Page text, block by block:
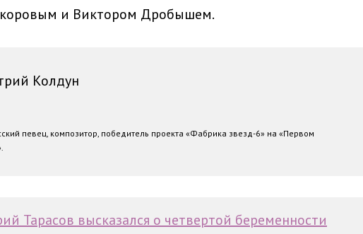
и Виктором Дробышем.
Колдун
певец, композитор, победитель проекта «Фабрика звезд-6» на «Первом
Тарасов высказался о четвертой беременности